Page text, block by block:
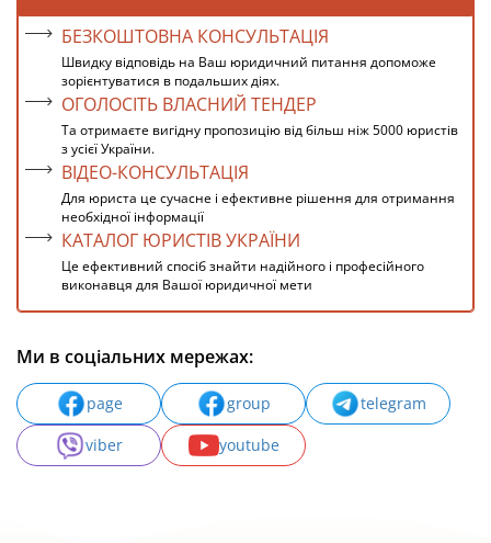
БЕЗКОШТОВНА КОНСУЛЬТАЦІЯ
Швидку відповідь на Ваш юридичний питання допоможе
зорієнтуватися в подальших діях.
ОГОЛОСІТЬ ВЛАСНИЙ ТЕНДЕР
Та отримаєте вигідну пропозицію від більш ніж 5000 юристів
з усієї України.
ВІДЕО-КОНСУЛЬТАЦІЯ
Для юриста це сучасне і ефективне рішення для отримання
необхідної інформації
КАТАЛОГ ЮРИСТІВ УКРАЇНИ
Це ефективний спосіб знайти надійного і професійного
виконавця для Вашої юридичної мети
Ми в соціальних мережах:
page group
telegram
viber
youtube